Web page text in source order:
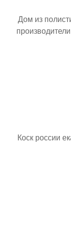
Дом из
Коск россии